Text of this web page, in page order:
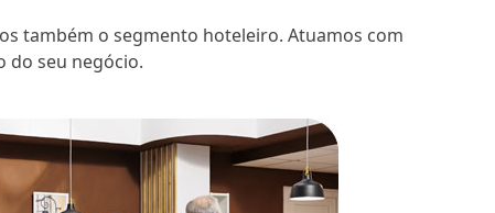
também o segmento hoteleiro. Atuamos com
do seu negócio.